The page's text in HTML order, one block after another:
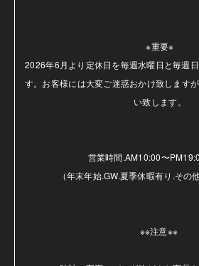
※重要※
2026年6月より定休日を毎週水曜日と毎週
す。お客様には大変ご迷惑おかけ致します
い致します。
営業時間.AM10:00〜
（年末年始.GW.夏季休暇有り.その
※※注意※※